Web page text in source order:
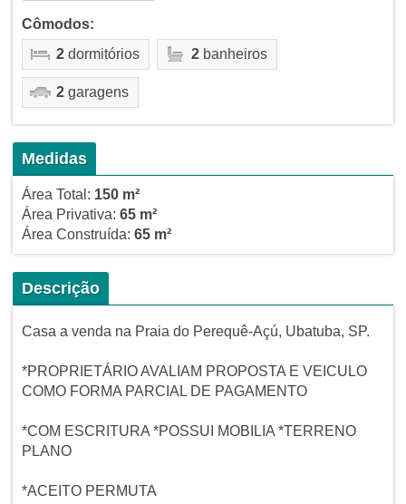
Cômodos:
2dormitórios 2banheiros
2garagens
Medidas
Área Total: 150 m²
Área Privativa: 65 m²
Área Construída: 65 m²
Descrição
Casa a venda na Praia do Perequê-Açú, Ubatuba, SP.
*PROPRIETÁRIO AVALIAM PROPOSTA E VEICULO
COMO FORMA PARCIAL DE PAGAMENTO
*COM ESCRITURA *POSSUI MOBILIA *TERRENO
PLANO
*ACEITO PERMUTA